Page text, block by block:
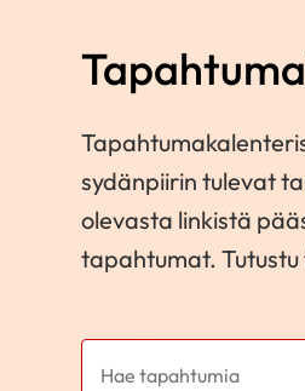
sydänpiirin tulevat
olevasta linkistä
tapahtumat.